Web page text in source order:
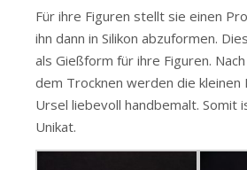
Für ihre Figuren stellt sie einen
ihn dann in Silikon abzuformen.
als Gießform für ihre Figuren.
dem Trocknen werden die kleinen
Ursel liebevoll handbemalt. Somit
Unikat.